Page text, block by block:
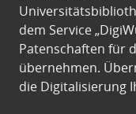
dem Service
Patenschaften für
übernehmen.
die Digitalisierung